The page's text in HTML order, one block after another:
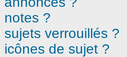
notes ?
verrouillés ?
de sujet ?